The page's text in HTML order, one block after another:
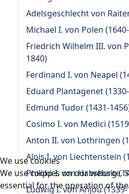
Adelsgeschlecht von
Michael I. von Polen
Friedrich Wilhelm III. von
1840)
Ferdinand I. von Neapel
Eduard Plantagenet
Edmund Tudor (1431-
Cosimo I. von Medici
Anton II. von Lothringen
Alois I. von Liechtenstein
Philipp I. von Habsburg
Ludwig I. von Anjou
We use cookies
We use cookies on our website.
essential for the operation of